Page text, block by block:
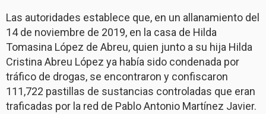
Las autoridades establece que, en un allanamiento del
14 de noviembre de 2019, en la casa de Hilda
Tomasina López de Abreu, quien junto a su hija Hilda
Cristina Abreu López ya había sido condenada por
tráfico de drogas, se encontraron y confiscaron
111,722 pastillas de sustancias controladas que eran
traficadas por la red de Pablo Antonio Martínez Javier.